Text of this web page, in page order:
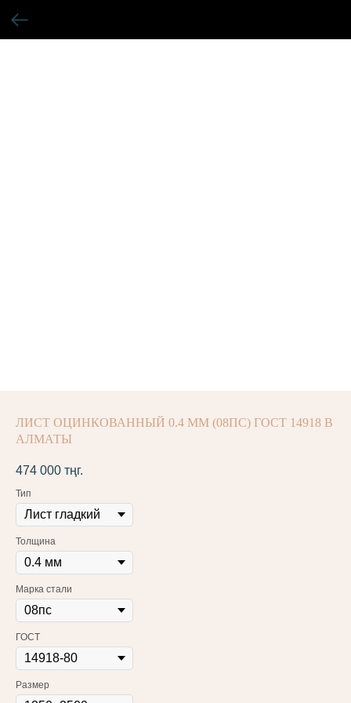
ЛИСТ ОЦИНКОВАННЫЙ 0.4 ММ (08ПС) ГОСТ 14918 В
АЛМАТЫ
474 000 тңг.
Тип
Толщина
Марка стали
ГОСТ
Размер